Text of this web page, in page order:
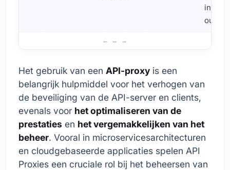
Het gebruik van een API-proxy is een
belangrijk hulpmiddel voor het verhogen van
de beveiliging van de API-server en clients,
evenals voor het optimaliseren van de
prestaties en het vergemakkelijken van het
beheer. Vooral in microservicesarchitecturen
en cloudgebaseerde applicaties spelen API
Proxies een cruciale rol bij het beheersen van